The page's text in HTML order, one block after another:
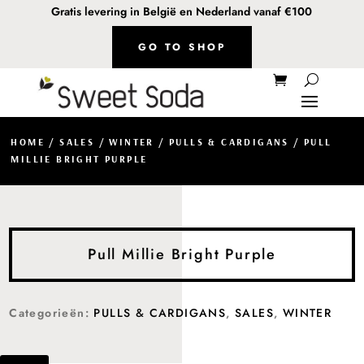
Gratis levering in België en Nederland vanaf €100
GO TO SHOP
HOME /SALES /WINTER / PULLS & CARDIGANS / PULL
MILLIE BRIGHT PURPLE
Pull Millie Bright Purple
Categorieën: PULLS & CARDIGANS,SALES, WINTER